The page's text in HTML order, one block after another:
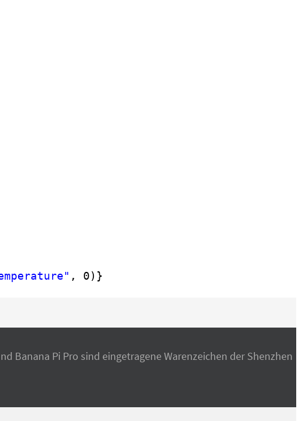
, 0)}
Banana Pi Pro sind eingetragene Warenzeichen der Shenzhen